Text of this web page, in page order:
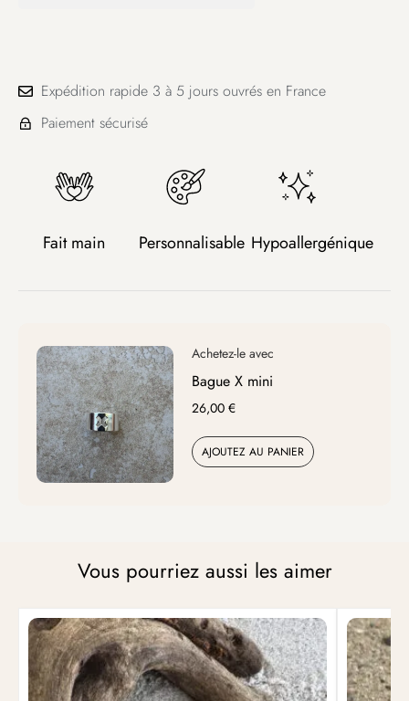
Expédition rapide 3 à 5 jours ouvrés en France
Paiement sécurisé
Fait main Personnalisable Hypoallergénique
Bague X mini
26,00 €
AJOUTEZ AU PANIER
Vous pourriez aussi les aimer